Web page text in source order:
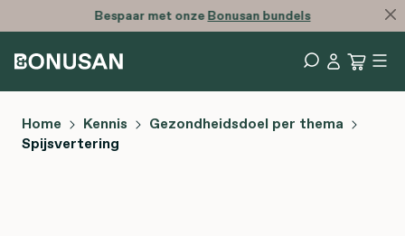
Bespaar met onzeBonusan bundels
Home Kennis
Gezondheidsdoel per thema
Spijsvertering